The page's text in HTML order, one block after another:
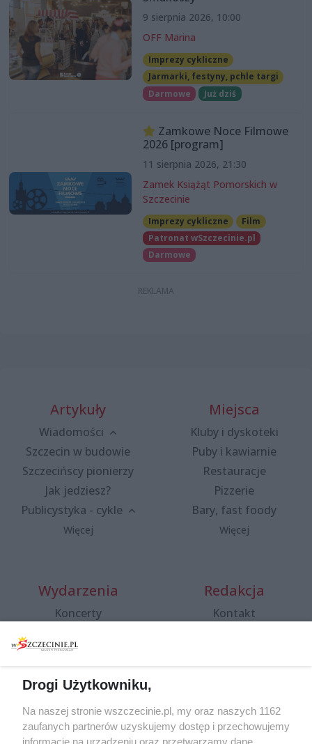
9 sierpnia 2026, 10:00
OFF Marina
Imprezy cykliczne
Jarmarki, festyny, pchle targi
Darmowe
Już dziś
Zamkowe Noce Filmowe
2026 [program]
11 sierpnia 2026, 21:30
Zamek Książąt Pomorskich w
Szczecinie
Imprezy cykliczne
Film
Patronat wSzczecinie.pl
Darmowe
Artykuły
Wiadomości
Szczecin w budowie
Szczecińscy pionierzy
Jak jedziesz?
Publicystyka - cykle
Więcej
Miejsca
Kluby i dyskoteki
Puby i kawiarnie
Restauracje
Pizzerie
Bary, fast foody
Więcej
Wydarzenia
Koncerty
Spacery i oprowadzania
targi
Wernisaże
Więcej
Redakcja
Kontakt
Specjalny koncert z okazji
20. urodzin portalu
Drogi Użytkowniku,
Na naszej stronie wszczecinie.pl, my oraz naszych 1162
zaufanych partnerów uzyskujemy dostęp i przechowujemy
informacje na urządzeniu oraz przetwarzamy dane